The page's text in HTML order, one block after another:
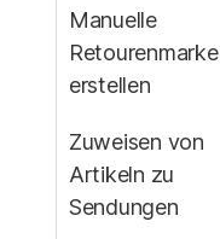
Manuelle
Retourenmarke
erstellen
Zuweisen von
Artikeln zu
Sendungen